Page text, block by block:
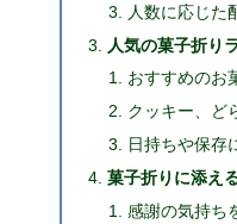
人数に応じた
人気の菓子折り
おすすめのお
クッキー、ど
日持ちや保存
菓子折りに添え
感謝の気持ち